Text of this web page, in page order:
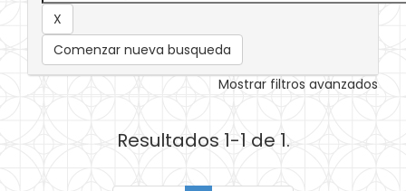
Comenzar nueva busqueda
Mostrar filtros avanzados
Resultados 1-1 de 1.